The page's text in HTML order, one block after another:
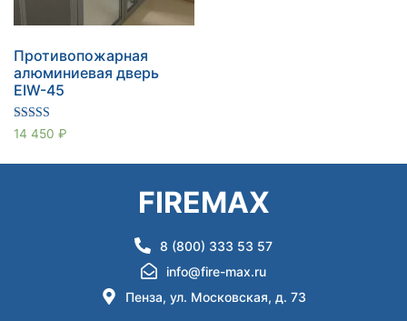
Противопожарная
алюминиевая дверь
EIW-45
Оценка
5.00
14 450 ₽
FIREMAX
8 (800) 333 53 57
info@fire-max.ru
Пенза, ул. Московская, д. 73